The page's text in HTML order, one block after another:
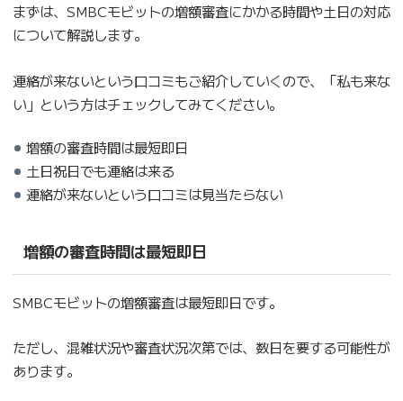
まずは、SMBCモビットの増額審査にかかる時間や土日の対応
について解説します。
連絡が来ないという口コミもご紹介していくので、「私も来な
い」という方はチェックしてみてください。
増額の審査時間は最短即日
土日祝日でも連絡は来る
連絡が来ないという口コミは見当たらない
増額の審査時間は最短即日
SMBCモビットの増額審査は最短即日です。
ただし、混雑状況や審査状況次第では、数日を要する可能性が
あります。